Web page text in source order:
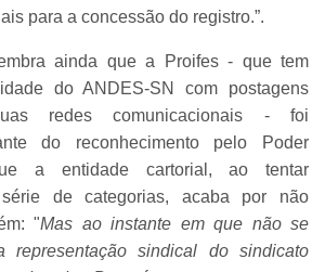
para a concessão do registro.”.
ainda que a Proifes - que tem
do ANDES-SN com postagens
redes comunicacionais - foi
do reconhecimento pelo Poder
a entidade cartorial, ao tentar
série de categorias, acaba por não
"Mas ao instante em que não se
representação sindical do sindicato